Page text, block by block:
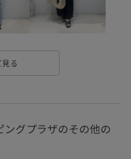
ポインテッドトゥ
ワイドデニム
冷房対策
接触冷感 春夏
見る
グプラザのその他の